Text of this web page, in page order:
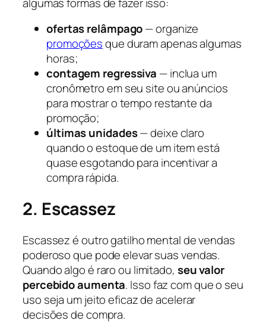
ofertas relâmpago— organize
promoçõesque duram apenas algumas
horas;
contagem regressiva — inclua um
cronômetro em seu site ou anúncios
para mostrar o tempo restante da
promoção;
últimas unidades— deixe claro
quando o estoque de um item está
quase esgotando para incentivar a
compra rápida.
2. Escassez
Escassez é outro gatilho mental de vendas
poderoso que pode elevar suas vendas.
Quando algo é raro ou limitado, seu valor
percebido aumenta. Isso faz com que o seu
uso seja um jeito eficaz de acelerar
decisões de compra.